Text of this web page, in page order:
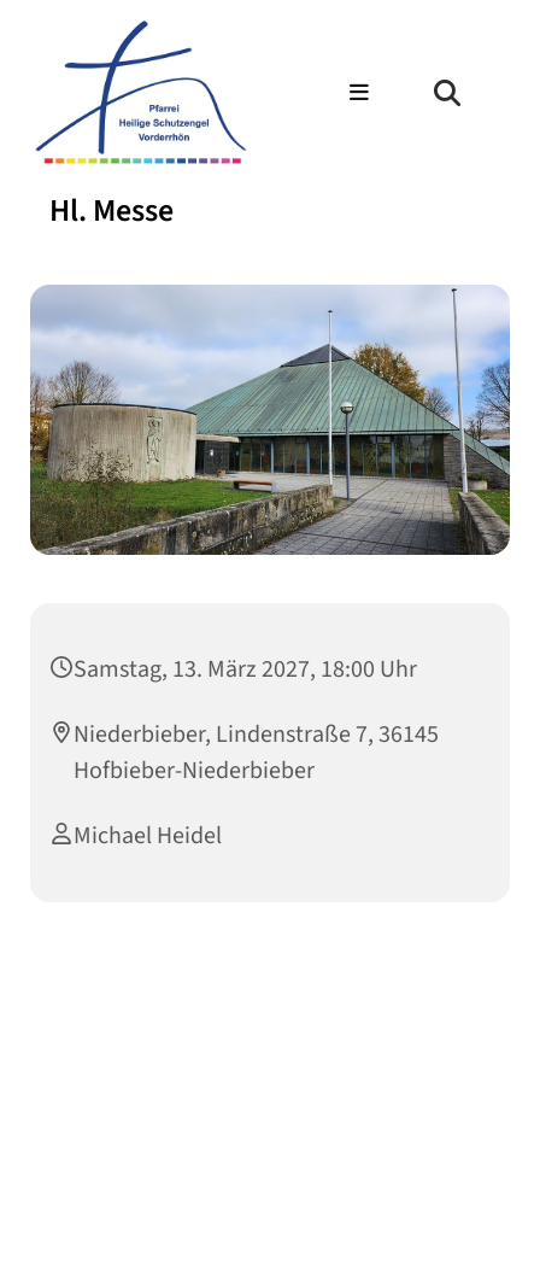
Hl. Messe
Samstag, 13. März 2027, 18:00 Uhr
Niederbieber, Lindenstraße 7, 36145
Hofbieber-Niederbieber
Michael Heidel